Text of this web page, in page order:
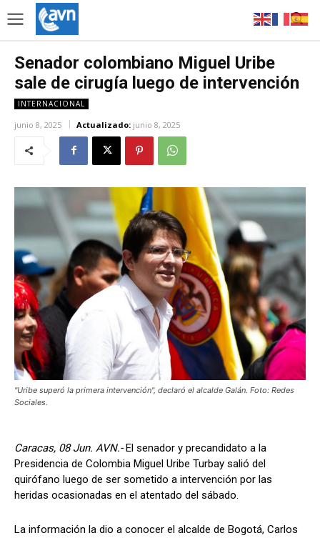
Senador colombiano Miguel Uribe
sale de cirugía luego de intervención
INTERNACIONAL
junio 8, 2025 Actualizado: junio 8, 2025
"Uribe superó la primera intervención", declaró el alcalde Galán. Foto: Redes
Sociales.
Caracas, 08 Jun. AVN.- El senador y precandidato a la
Presidencia de Colombia Miguel Uribe Turbay salió del
quirófano luego de ser sometido a intervención por las
heridas ocasionadas en el atentado del sábado.
La información la dio a conocer el alcalde de Bogotá, Carlos